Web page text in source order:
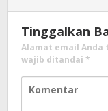
Tinggalkan
Alamat email
wajib ditandai *